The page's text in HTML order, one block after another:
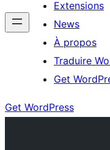
Extensions
News
À propos
Traduire
Get
Get WordPress